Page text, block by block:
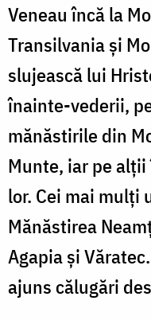
Veneau încă la
Transilvania şi
slujească lui
înainte-vederii,
mănăstirile din
Munte, iar pe
lor. Cei mai mulţi
Mănăstirea
Agapia şi
ajuns călugări